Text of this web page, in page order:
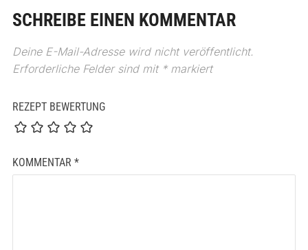
SCHREIBE EINEN KOMMENTAR
Deine E-Mail-Adresse wird nicht veröffentlicht.
Erforderliche Felder sind mit *markiert
REZEPT BEWERTUNG
KOMMENTAR *